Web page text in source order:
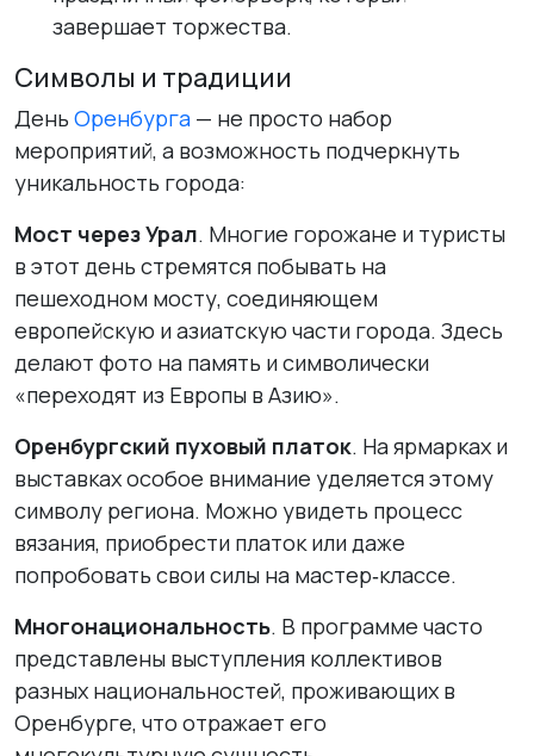
завершает торжества.
Символы и традиции
День Оренбурга — не просто набор
мероприятий, а возможность подчеркнуть
уникальность города:
Мост через Урал. Многие горожане и туристы
в этот день стремятся побывать на
пешеходном мосту, соединяющем
европейскую и азиатскую части города. Здесь
делают фото на память и символически
«переходят из Европы в Азию».
Оренбургский пуховый платок. На ярмарках и
выставках особое внимание уделяется этому
символу региона. Можно увидеть процесс
вязания, приобрести платок или даже
попробовать свои силы на мастер‑классе.
Многонациональность. В программе часто
представлены выступления коллективов
разных национальностей, проживающих в
Оренбурге, что отражает его